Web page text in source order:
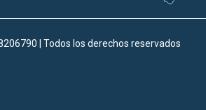
| Todos los derechos reservados